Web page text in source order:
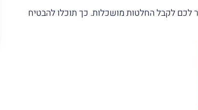
לקבל החלטות מושכלות. כך תוכלו להבטיח